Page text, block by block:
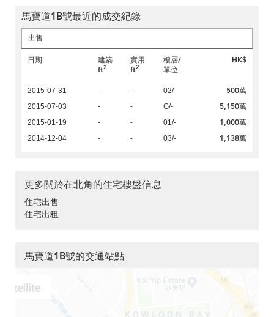
馬寶道1B號最近的成交紀錄
出售
日期
建築
ft2
實用
ft2
樓層/
單位
HK$
2015-07-31 - - 02/- 500萬
2015-07-03 - - G/- 5,150萬
2015-01-19 - - 01/- 1,000萬
2014-12-04 - - 03/- 1,138萬
更多關於在北角的住宅樓盤信息
住宅出售
住宅出租
馬寶道1B號的交通站點